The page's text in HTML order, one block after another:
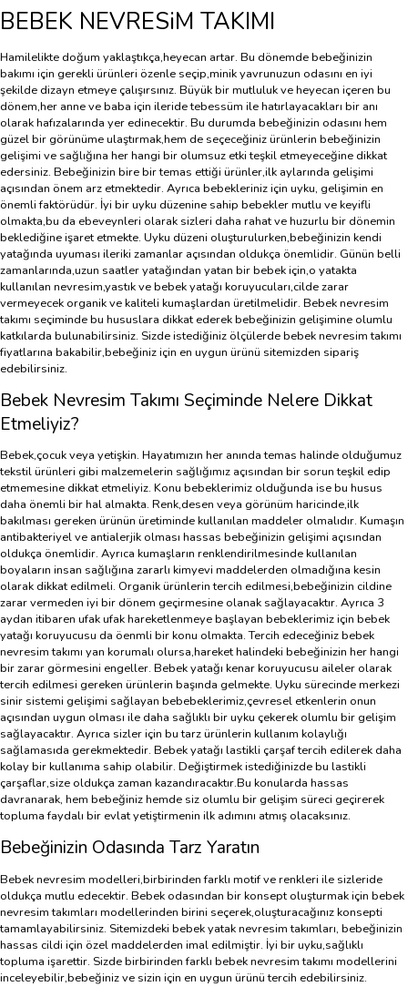
BEBEK NEVRESiM TAKIMI
Hamilelikte doğum yaklaştıkça,heyecan artar. Bu dönemde bebeğinizin
bakımı için gerekli ürünleri özenle seçip,minik yavrunuzun odasını en iyi
şekilde dizayn etmeye çalışırsınız. Büyük bir mutluluk ve heyecan içeren bu
dönem,her anne ve baba için ileride tebessüm ile hatırlayacakları bir anı
olarak hafızalarında yer edinecektir. Bu durumda bebeğinizin odasını hem
güzel bir görünüme ulaştırmak,hem de seçeceğiniz ürünlerin bebeğinizin
gelişimi ve sağlığına her hangi bir olumsuz etki teşkil etmeyeceğine dikkat
edersiniz. Bebeğinizin bire bir temas ettiği ürünler,ilk aylarında gelişimi
açısından önem arz etmektedir. Ayrıca bebekleriniz için uyku, gelişimin en
önemli faktörüdür. İyi bir uyku düzenine sahip bebekler mutlu ve keyifli
olmakta,bu da ebeveynleri olarak sizleri daha rahat ve huzurlu bir dönemin
beklediğine işaret etmekte. Uyku düzeni oluşturulurken,bebeğinizin kendi
yatağında uyuması ileriki zamanlar açısından oldukça önemlidir. Günün belli
zamanlarında,uzun saatler yatağından yatan bir bebek için,o yatakta
kullanılan nevresim,yastık ve bebek yatağı koruyucuları,cilde zarar
vermeyecek organik ve kaliteli kumaşlardan üretilmelidir. Bebek nevresim
takımı seçiminde bu hususlara dikkat ederek bebeğinizin gelişimine olumlu
katkılarda bulunabilirsiniz. Sizde istediğiniz ölçülerde bebek nevresim takımı
fiyatlarına bakabilir,bebeğiniz için en uygun ürünü sitemizden sipariş
edebilirsiniz.
Bebek Nevresim Takımı Seçiminde Nelere Dikkat
Etmeliyiz?
Bebek,çocuk veya yetişkin. Hayatımızın her anında temas halinde olduğumuz
tekstil ürünleri gibi malzemelerin sağlığımız açısından bir sorun teşkil edip
etmemesine dikkat etmeliyiz. Konu bebeklerimiz olduğunda ise bu husus
daha önemli bir hal almakta. Renk,desen veya görünüm haricinde,ilk
bakılması gereken ürünün üretiminde kullanılan maddeler olmalıdır. Kumaşın
antibakteriyel ve antialerjik olması hassas bebeğinizin gelişimi açısından
oldukça önemlidir. Ayrıca kumaşların renklendirilmesinde kullanılan
boyaların insan sağlığına zararlı kimyevi maddelerden olmadığına kesin
olarak dikkat edilmeli. Organik ürünlerin tercih edilmesi,bebeğinizin cildine
zarar vermeden iyi bir dönem geçirmesine olanak sağlayacaktır. Ayrıca 3
aydan itibaren ufak ufak hareketlenmeye başlayan bebeklerimiz için bebek
yatağı koruyucusu da öenmli bir konu olmakta. Tercih edeceğiniz bebek
nevresim takımı yan korumalı olursa,hareket halindeki bebeğinizin her hangi
bir zarar görmesini engeller. Bebek yatağı kenar koruyucusu aileler olarak
tercih edilmesi gereken ürünlerin başında gelmekte. Uyku sürecinde merkezi
sinir sistemi gelişimi sağlayan bebebeklerimiz,çevresel etkenlerin onun
açısından uygun olması ile daha sağlıklı bir uyku çekerek olumlu bir gelişim
sağlayacaktır. Ayrıca sizler için bu tarz ürünlerin kullanım kolaylığı
sağlamasıda gerekmektedir. Bebek yatağı lastikli çarşaf tercih edilerek daha
kolay bir kullanıma sahip olabilir. Değiştirmek istediğinizde bu lastikli
çarşaflar,size oldukça zaman kazandıracaktır.Bu konularda hassas
davranarak, hem bebeğiniz hemde siz olumlu bir gelişim süreci geçirerek
topluma faydalı bir evlat yetiştirmenin ilk adımını atmış olacaksınız.
Bebeğinizin Odasında Tarz Yaratın
Bebek nevresim modelleri,birbirinden farklı motif ve renkleri ile sizleride
oldukça mutlu edecektir. Bebek odasından bir konsept oluşturmak için bebek
nevresim takımları modellerinden birini seçerek,oluşturacağınız konsepti
tamamlayabilirsiniz. Sitemizdeki bebek yatak nevresim takımları, bebeğinizin
hassas cildi için özel maddelerden imal edilmiştir. İyi bir uyku,sağlıklı
topluma işarettir. Sizde birbirinden farklı bebek nevresim takımı modellerini
inceleyebilir,bebeğiniz ve sizin için en uygun ürünü tercih edebilirsiniz.